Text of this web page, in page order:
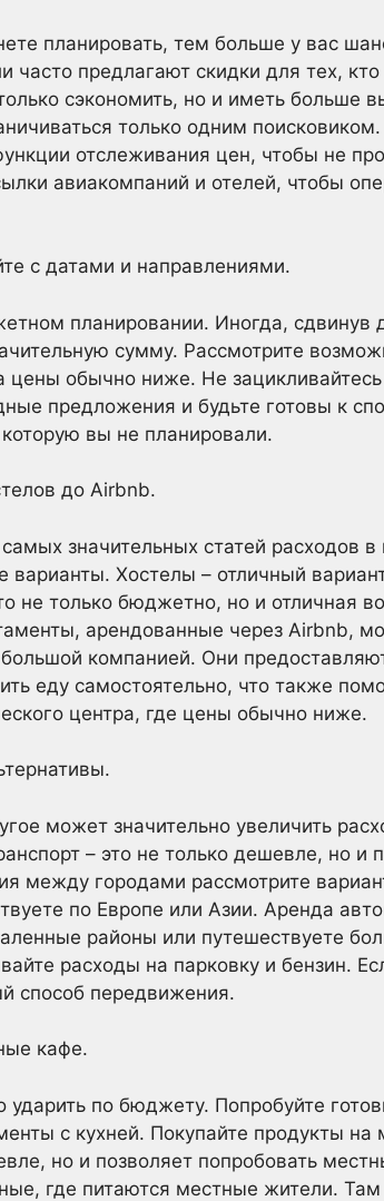
планировать, тем больше у вас
предлагают скидки для тех, кто
сэкономить, но и иметь больше
только одним
отслеживания цен, чтобы не
авиакомпаний и отелей, чтобы
с датами и направлениями.
планировании. Иногда, сдвинув
сумму. Рассмотрите
цены обычно ниже. Не
предложения и будьте готовы к
вы не планировали.
до Airbnb.
значительных статей расходов
варианты. Хостелы – отличный
не только бюджетно, но и отличная
арендованные через Airbnb,
компанией. Они
еду самостоятельно, что также
центра, где цены обычно ниже.
может значительно увеличить
– это не только дешевле, но и
городами рассмотрите
по Европе или Азии. Аренда
районы или путешествуете
расходы на парковку и бензин.
способ передвижения.
кафе.
по бюджету. Попробуйте
с кухней. Покупайте продукты на
но и позволяет попробовать
где питаются местные жители.